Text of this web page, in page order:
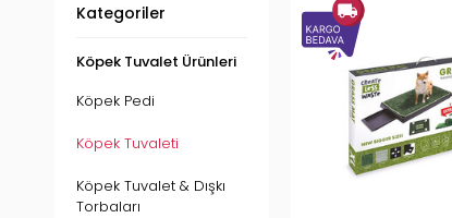
Kategoriler
Köpek Tuvalet Ürünleri
Köpek Pedi
Köpek Tuvaleti
Köpek Tuvalet & Dışkı
Torbaları